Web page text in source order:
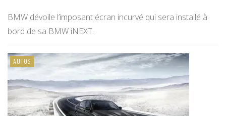
BMW dévoile l’imposant écran incurvé qui sera installé à
bord de sa BMW iNEXT.
AUTOS